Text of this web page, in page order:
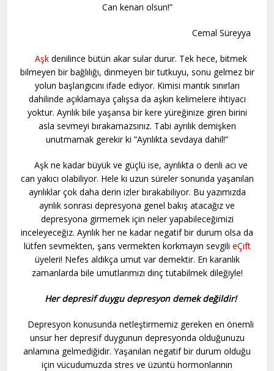
Can kenarı olsun!”
Cemal Süreyya
Aşkdenilince bütün akar sular durur. Tek hece, bitmek
bilmeyen bir bağlılığı, dinmeyen bir tutkuyu, sonu gelmez bir
yolun başlangıcını ifade ediyor. Kimisi mantık sınırları
dahilinde açıklamaya çalışsa da aşkın kelimelere ihtiyacı
yoktur. Ayrılık bile yaşansa bir kere yüreğinize giren birini
asla sevmeyi bırakamazsınız. Tabi ayrılık demişken
unutmamak gerekir ki ”Ayrılıkta sevdaya dahil!”
Aşk ne kadar büyük ve güçlü ise, ayrılıkta o denli acı ve
can yakıcı olabiliyor. Hele ki uzun süreler sonunda yaşanılan
ayrılıklar çok daha derin izler bırakabiliyor. Bu yazımızda
ayrılık sonrası depresyona genel bakış atacağız ve
depresyona girmemek için neler yapabileceğimizi
inceleyeceğiz. Ayrılık her ne kadar negatif bir durum olsa da
lütfen sevmekten, şans vermekten korkmayın sevgili eÇift
üyeleri! Nefes aldıkça umut var demektir. En karanlık
zamanlarda bile umutlarımızı dinç tutabilmek dileğiyle!
Her depresif duygu depresyon demek değildir!
Depresyon konusunda netleştirmemiz gereken en önemli
unsur her depresif duygunun depresyonda olduğunuzu
anlamına gelmediğidir. Yaşanılan negatif bir durum olduğu
için vücudumuzda stres ve üzüntü hormonlarının